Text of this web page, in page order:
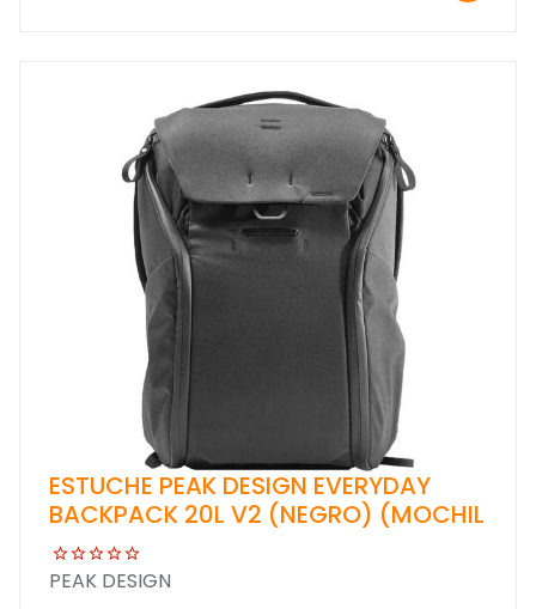
ESTUCHE PEAK DESIGN EVERYDAY
BACKPACK 20L V2 (NEGRO) (MOCHIL
PEAK DESIGN